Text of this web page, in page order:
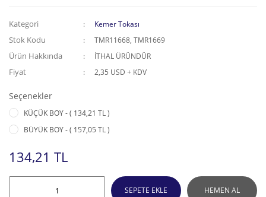
Kategori Kemer Tokası
Stok Kodu TMR11668, TMR1669
Ürün Hakkında İTHAL ÜRÜNDÜR
Fiyat 2,35 USD + KDV
Seçenekler
KÜÇÜK BOY - ( 134,21 TL )
BÜYÜK BOY - ( 157,05 TL )
134,21 TL
SEPETE EKLE HEMEN AL